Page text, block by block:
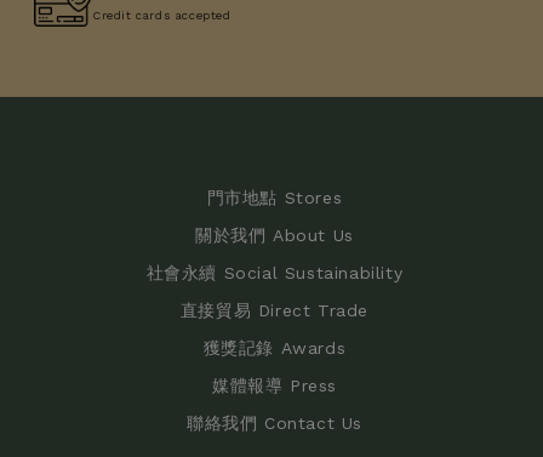
Credit cards accepted
門市地點 Stores
關於我們 About Us
社會永續 Social Sustainability
直接貿易 Direct Trade
獲獎記錄 Awards
媒體報導 Press
聯絡我們 Contact Us